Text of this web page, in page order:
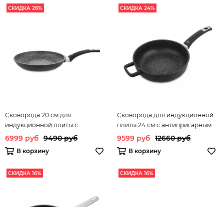
СКИДКА 26%
Сковорода 20 см для
индукционной плиты с
антипригарным покрытием
OLYMPIA арт.200.20IND
6999 руб 9490 руб
В корзину
СКИДКА 24%
Сковорода для индукционной
плиты 24 см с антипригарным
покрытием Hard Cook Fix
201.24IND
9599 руб 12660 руб
В корзину
СКИДКА 16% СКИДКА 16%